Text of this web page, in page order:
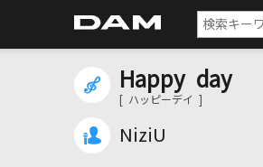
Happy day
[ ハッピーデイ ]
NiziU